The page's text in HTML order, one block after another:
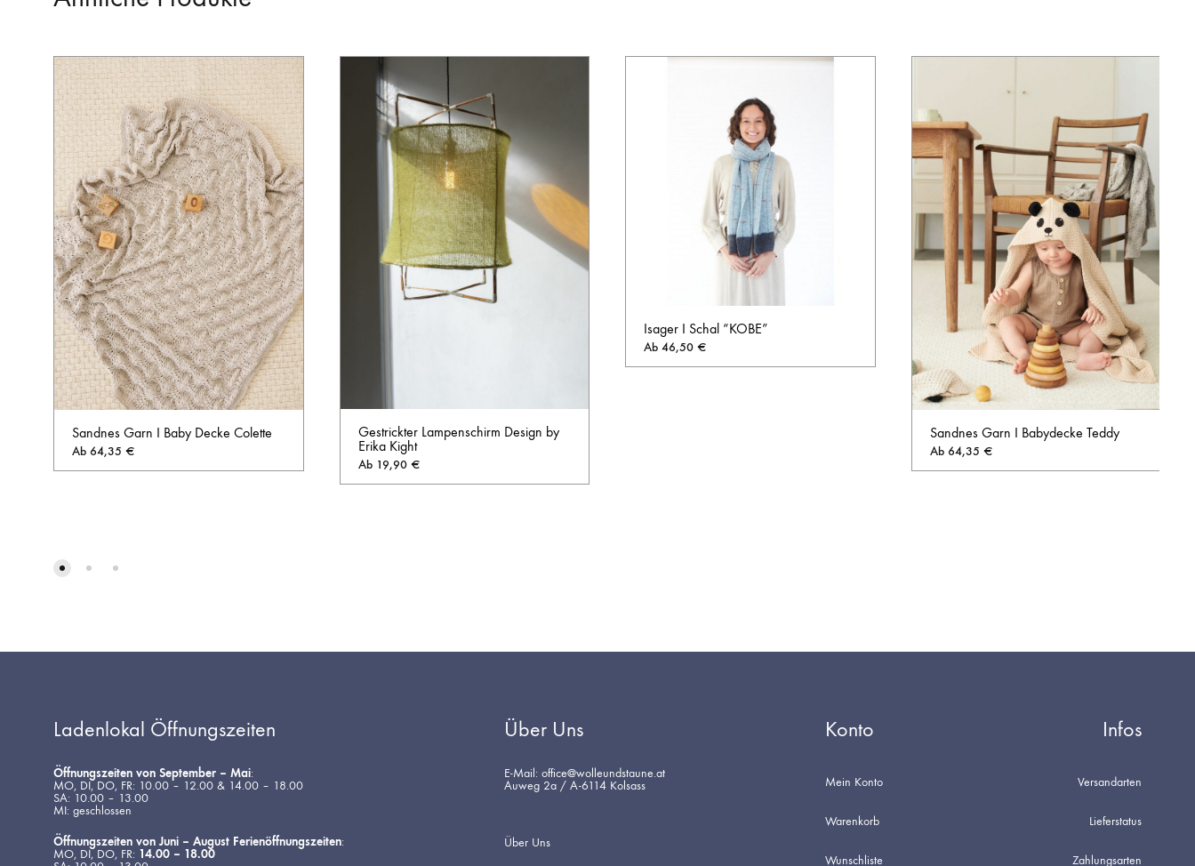
Sandnes Garn I Baby Decke Colette
Ab 64,35 €
Gestrickter Lampenschirm Design by
Erika Kight
Ab 19,90 €
Isager I Schal “KOBE”
Ab46,50€
Sandnes Garn I Babydecke Teddy
Ab 64,35 €
Ladenlokal Öffnungszeiten
Öffnungszeiten von September – Mai:
MO, DI, DO, FR: 10.00 – 12.00 & 14.00 – 18.00
SA: 10.00 – 13.00
MI: geschlossen
Öffnungszeiten von Juni – August Ferienöffnungszeiten:
MO, DI, DO, FR: 14.00 – 18.00
Über Uns
E-Mail: office@wolleundstaune.at
Auweg 2a / A-6114 Kolsass
Über Uns
Konto
Mein Konto
Warenkorb
Wunschliste
Infos
Versandarten
Lieferstatus
Zahlungsarten